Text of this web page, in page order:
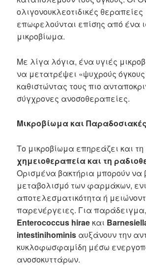
ολιγονουκλεοτιδικές θεραπείες
επωφελούνται επίσης από ένα
μικροβίωμα.
Με λίγα λόγια, ένα υγιές
να μετατρέψει «ψυχρούς
καθιστώντας τους πιο
σύγχρονες ανοσοθεραπείες.
Μικροβίωμα και
Το μικροβίωμα επηρεάζει και τη
χημειοθεραπεία και τη
Ορισμένα βακτήρια μπορούν να
μεταβολισμό των φαρμάκων,
αποτελεσματικότητα ή
παρενέργειες. Για
Enterococcus hirae και
intestinihominis αυξάνουν την
κυκλοφωσφαμίδη μέσω
ανοσοκυττάρων.